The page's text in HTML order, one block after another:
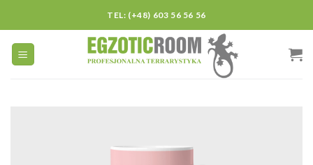
content
TEL: (+48) 603 56 56 56